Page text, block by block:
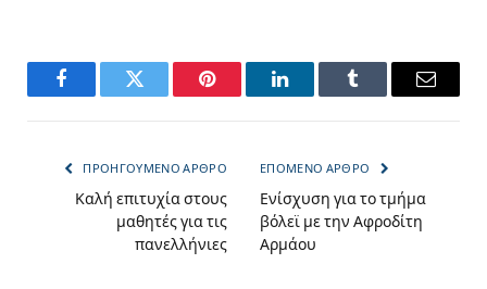
FacebookTwitter Pinterest LinkedInTumblr Email
ΠΡΟΗΓΟΎΜΕΝΟ ΆΡΘΡΟ
Καλή επιτυχία στους
μαθητές για τις
πανελλήνιες
ΕΠΌΜΕΝΟ ΆΡΘΡΟ
Ενίσχυση για το τμήμα
βόλεϊ με την Αφροδίτη
Αρμάου